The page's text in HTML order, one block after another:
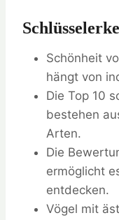
Schönheit
hängt von
Die Top 10
bestehen
Arten.
Die
ermöglicht
entdecken.
Vögel mit